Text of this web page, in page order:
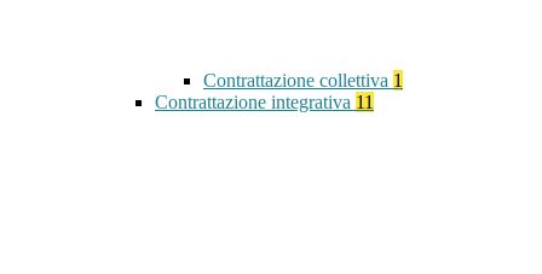
Contrattazione collettiva 1
Contrattazione integrativa 11